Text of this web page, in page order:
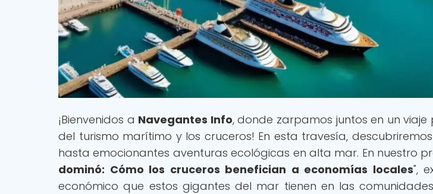
¡Bienvenidos a Navegantes Info, donde zarpamos juntos en un
del turismo marítimo y los cruceros! En esta travesía,
hasta emocionantes aventuras ecológicas en alta mar. En nuestro
dominó: Cómo los cruceros benefician a economías locales",
económico que estos gigantes del mar tienen en las